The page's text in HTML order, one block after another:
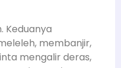
Keduanya
membanjir,
mengalir deras,